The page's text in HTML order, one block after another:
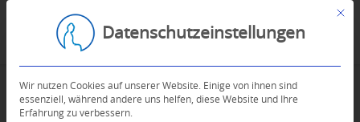
Mit
Datenschutzeinstellungen
Wir nutzen Cookies auf unserer Website. Einige von ihnen sind
essenziell, während andere uns helfen, diese Website und Ihre
Erfahrung zu verbessern.